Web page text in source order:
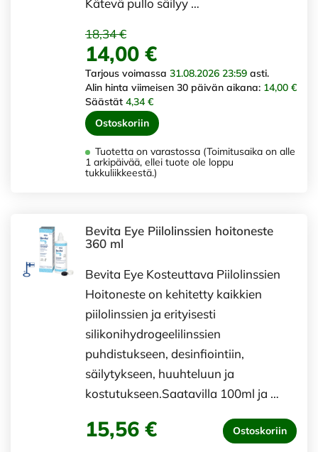
Kätevä pullo säilyy …
18,34 €
14,00 €
Tarjous voimassa 31.08.2026 23:59 asti.
Alin hinta viimeisen 30 päivän aikana: 14,00 €
Säästät 4,34 €
Ostoskoriin
Tuotetta on varastossa (Toimitusaika on alle
1 arkipäivää, ellei tuote ole loppu
tukkuliikkeestä.)
Bevita Eye Piilolinssien hoitoneste
360 ml
Bevita Eye Kosteuttava Piilolinssien
Hoitoneste on kehitetty kaikkien
piilolinssien ja erityisesti
silikonihydrogeelilinssien
puhdistukseen, desinfiointiin,
säilytykseen, huuhteluun ja
kostutukseen.Saatavilla 100ml ja …
15,56 € Ostoskoriin